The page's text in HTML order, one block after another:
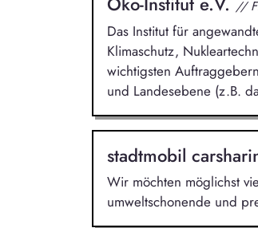
//
Das Institut für
Klimaschutz,
wichtigsten
und Landesebene (z.B.
stadtmobil
Wir möchten möglichst
umweltschonende und